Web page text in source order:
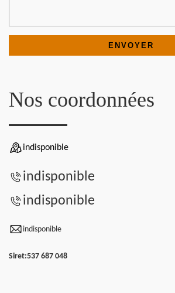
Nos coordonnées
indisponible
indisponible
indisponible
indisponible
Siret:537 687 048